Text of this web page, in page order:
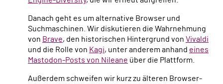
Danach geht es um alternative Browser und
Suchmaschinen. Wir diskutieren die Wahrnehmung
von Brave, den historischen Hintergrund von Vivaldi
und die Rolle von Kagi, unter anderem anhand eines
Mastodon-Posts von Nileane über die Plattform.
Außerdem schweifen wir kurz zu älteren Browser-